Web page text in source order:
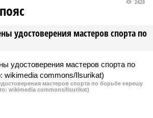
удостоверения мастеров спорта по
2420
мастеров спорта по борьбе керешу
wikimedia commons/Ilsurikat)